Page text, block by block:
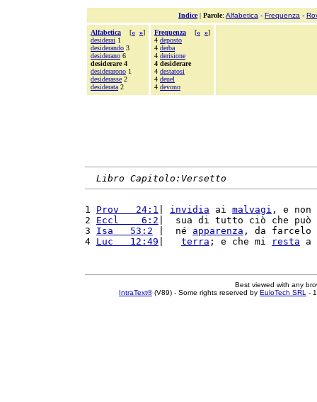
Indice| Parole: Alfabetica - Frequenza -
Alfabetica [« »]
desiderai 1
desiderando 3
desiderano 6
desiderare 4
desiderarono 1
desiderasse 2
desiderata 2
Frequenza [« »]
4 deposto
4 derba
4 derisione
4 desiderare
4 destatosi
4 deuel
4 devono
Libro Capitolo:Versetto
1 Prov   24:1 invidia ai malvagi , e non
2 Eccl    6:2 |  sua di tutto ciò che può
3 Isa   53:2 |  né apparenza , da farcelo
4 Luc   12:49 terra ; e che mi resta a
Best viewed with any
IntraText®(V89) - Some rights reserved by EuloTech SRL -